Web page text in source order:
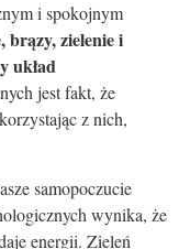
i spokojnym
brązy, zielenie i
układ
jest fakt, że
z nich,
samopoczucie
wynika, że
energii. Zieleń